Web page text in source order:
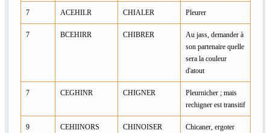
7 ACEHILR CHIALER Pleurer
7 BCEHIRR CHIBRER
Au jass, demander à
son partenaire quelle
sera la couleur
d'atout
7 CEGHINR CHIGNER
Pleurnicher ; mais
rechigner est transitif
9 CEHIINORS CHINOISER Chicaner, ergoter